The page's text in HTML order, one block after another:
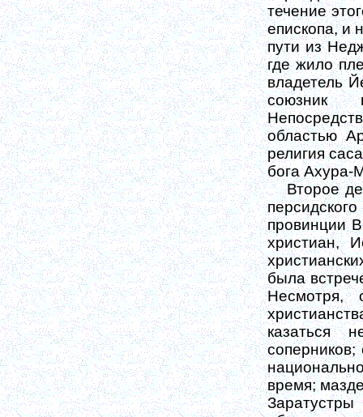
течение
епископа, и
пути из
где жило
владетель
союзник
областью
религия
бога Ахура-
Второе
провинции
христиан,
была
Несмотря,
казаться
соперников;
время;